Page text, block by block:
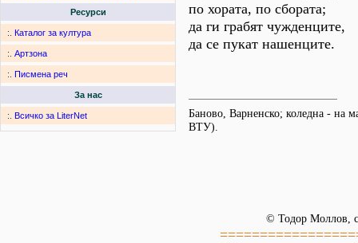
Ресурси
:. Каталог за култура
:. Артзона
:. Писмена реч
За нас
:. Всичко за LiterNet
по хората, по сбората;
да ги грабят чужденците,
да се пукат нашенците.
Баново, Варненско; коледна - на
ВТУ).
© Тодор Моллов,